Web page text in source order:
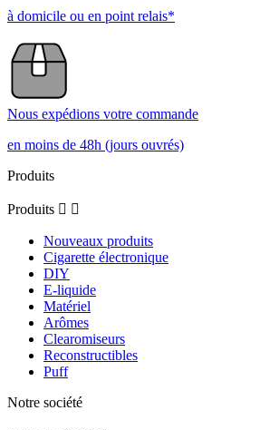
1étoile
Trier les avis
Avis vérifié
Avis du07/07/2025 , suite à une expérience du
Utile (0) Signaler